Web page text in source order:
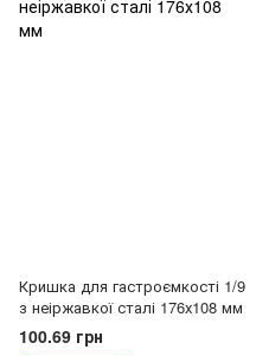
Кришка для гастроємкості 1/9
з неіржавкої сталі 176х108 мм
100.69 грн